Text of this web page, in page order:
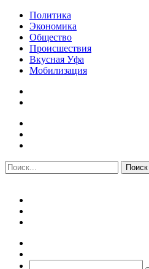
Политика
Экономика
Общество
Происшествия
Вкусная Уфа
Мобилизация